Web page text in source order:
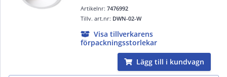
Artikelnr:7476992
Tillv. art.nr: DWN-02-W
Visa tillverkarens
förpackningsstorlekar
Lägg till i kundvagn